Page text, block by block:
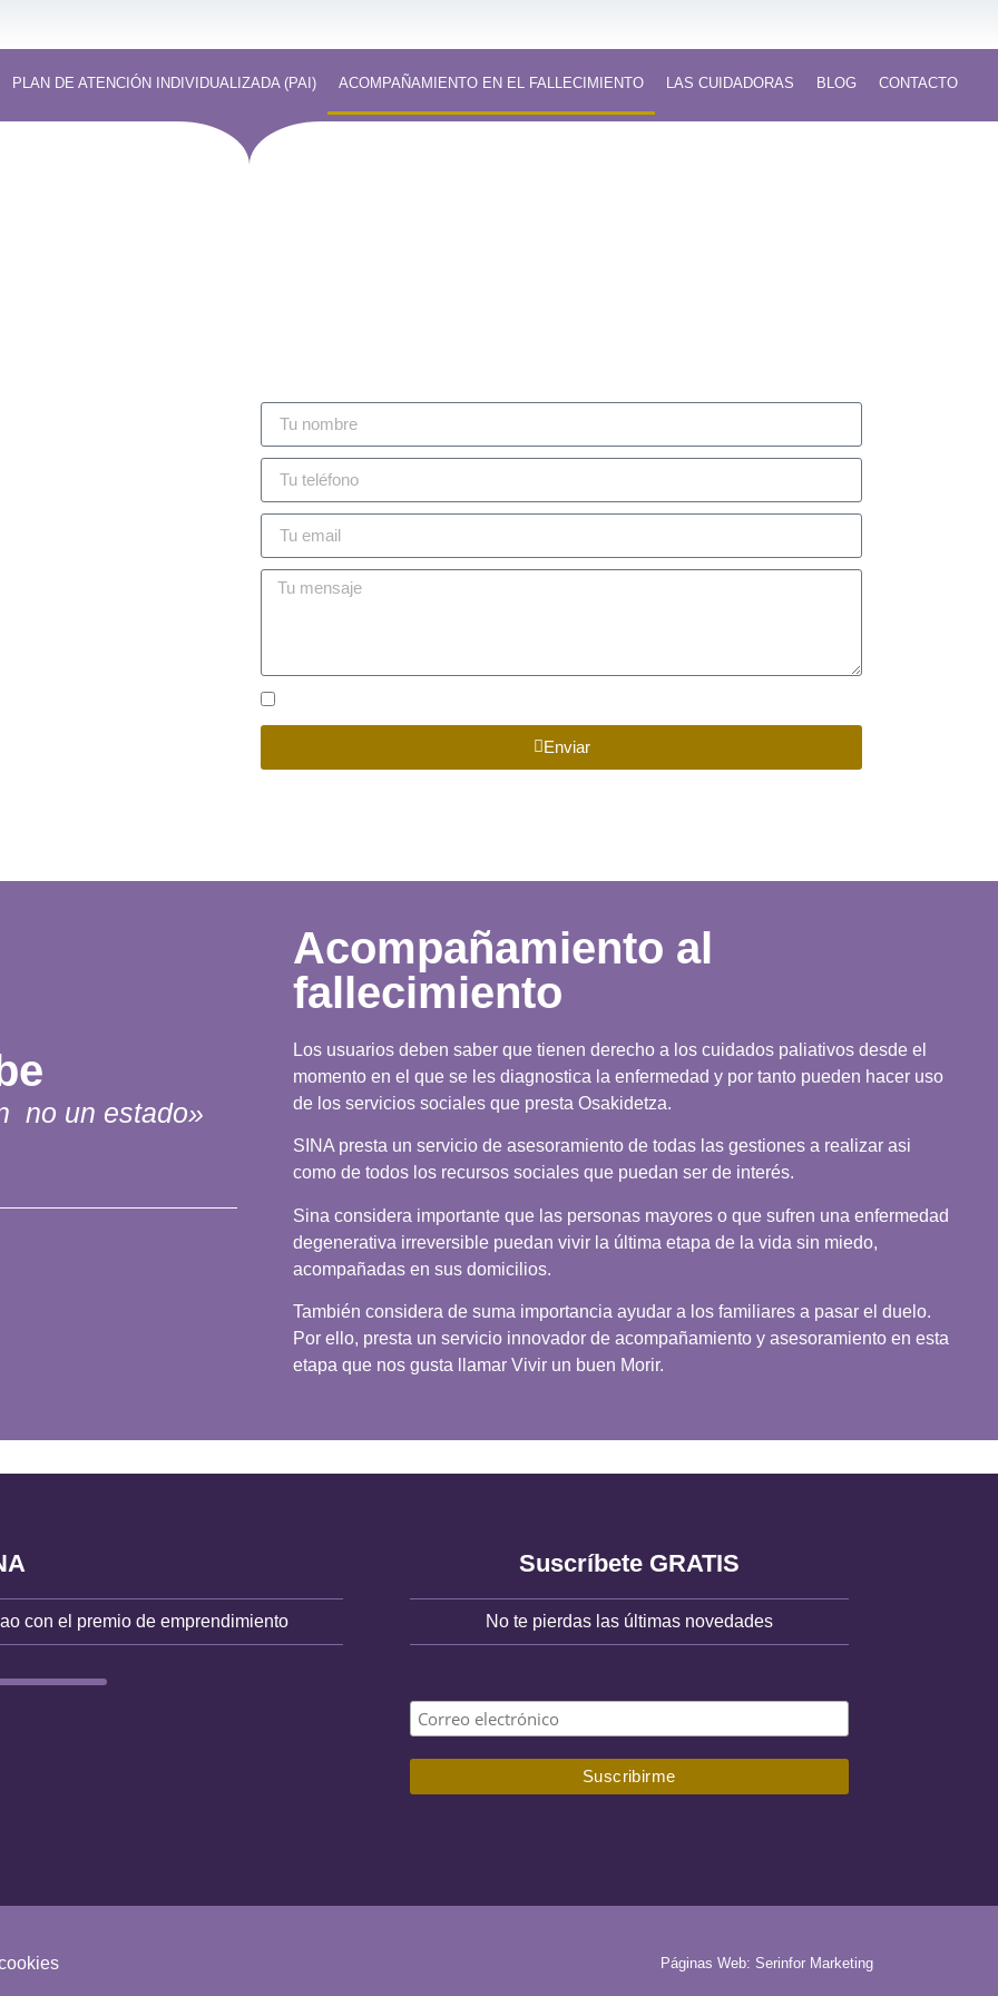
PLAN DE ATENCIÓN INDIVIDUALIZADA (PAI) ACOMPAÑAMIENTO EN EL FALLECIMIENTO LAS CUIDADORAS BLOG CONTACTO
Enviar
no un estado»
Acompañamiento al
fallecimiento
Los usuarios deben saber que tienen derecho a los cuidados paliativos desde el
momento en el que se les diagnostica la enfermedad y por tanto pueden hacer uso
de los servicios sociales que presta Osakidetza.
SINA presta un servicio de asesoramiento de todas las gestiones a realizar asi
como de todos los recursos sociales que puedan ser de interés.
Sina considera importante que las personas mayores o que sufren una enfermedad
degenerativa irreversible puedan vivir la última etapa de la vida sin miedo,
acompañadas en sus domicilios.
También considera de suma importancia ayudar a los familiares a pasar el duelo.
Por ello, presta un servicio innovador de acompañamiento y asesoramiento en esta
etapa que nos gusta llamar Vivir un buen Morir.
con el premio de emprendimiento
Suscríbete GRATIS
No te pierdas las últimas novedades
Páginas Web: Serinfor Marketing